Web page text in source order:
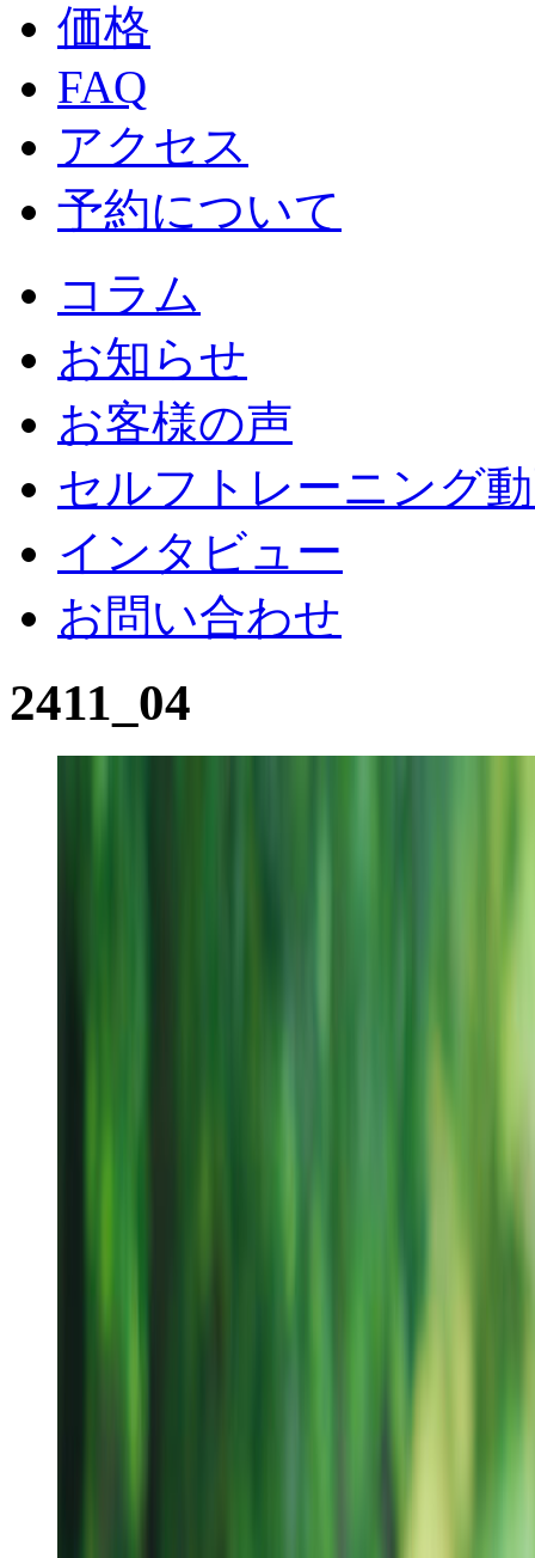
価格
FAQ
アクセス
予約について
コラム
お知らせ
お客様の声
セルフトレーニング
インタビュー
お問い合わせ
2411_04